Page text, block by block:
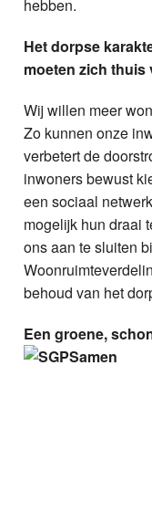
hebben.
Het dorpse
moeten zich thuis
Wij willen meer
Zo kunnen onze
verbetert de
inwoners bewust
een sociaal
mogelijk hun draai
ons aan te sluiten
behoud van het
Een groene,